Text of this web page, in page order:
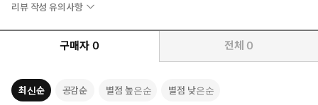
리뷰 작성 유의사항
구매자 0 전체 0
최신순 공감순 별점 높은순 별점 낮은순